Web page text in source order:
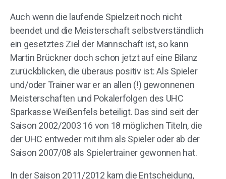
Auch wenn die laufende Spielzeit noch nicht
beendet und die Meisterschaft selbstverständlich
ein gesetztes Ziel der Mannschaft ist, so kann
Martin Brückner doch schon jetzt auf eine Bilanz
zurückblicken, die überaus positiv ist: Als Spieler
und/oder Trainer war er an allen (!) gewonnenen
Meisterschaften und Pokalerfolgen des UHC
Sparkasse Weißenfels beteiligt. Das sind seit der
Saison 2002/2003 16 von 18 möglichen Titeln, die
der UHC entweder mit ihm als Spieler oder ab der
Saison 2007/08 als Spielertrainer gewonnen hat.
In der Saison 2011/2012 kam die Entscheidung,